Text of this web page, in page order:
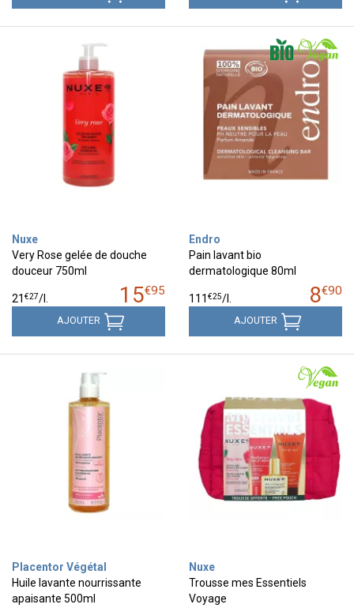
Nuxe
Very Rose gelée de douche
douceur 750ml
15€95
21 €27/l.
AJOUTER
Endro
Pain lavant bio
dermatologique 80ml
8€90
111 €25/l.
AJOUTER
Placentor Végétal
Huile lavante nourrissante
apaisante 500ml
Nuxe
Trousse mes Essentiels
Voyage